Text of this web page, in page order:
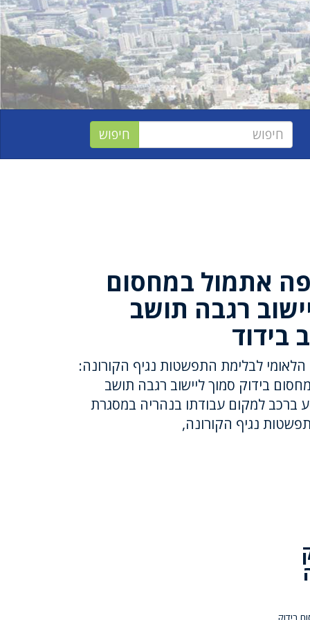
אתמול במחסום
רגבה תושב
בידוד
לבלימת התפשטות נגיף הקורונה:
בידוק סמוך ליישוב רגבה תושב
ברכב למקום עבודתו בנהריה במסגרת
נגיף הקורונה,